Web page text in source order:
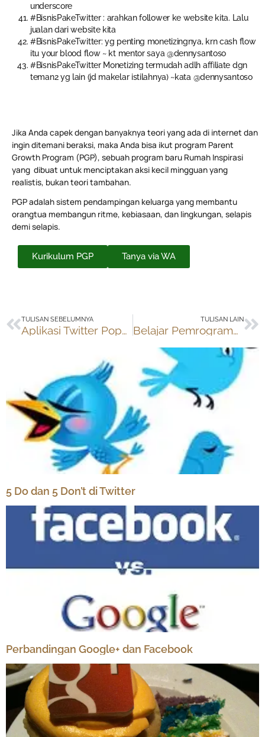
underscore
#BisnisPakeTwitter : arahkan follower ke website kita. Lalu
jualan dari website kita
#BisnisPakeTwitter: yg penting monetizingnya, krn cash flow
itu your blood flow ~ kt mentor saya @dennysantoso
#BisnisPakeTwitter Monetizing termudah adlh affiliate dgn
teman2 yg lain (jd makelar istilahnya) ~kata @dennysantoso
Jika Anda capek dengan banyaknya teori yang ada di internet dan
ingin ditemani beraksi, maka Anda bisa ikut program Parent
Growth Program (PGP), sebuah program baru Rumah Inspirasi
yang dibuat untuk menciptakan aksi kecil mingguan yang
realistis, bukan teori tambahan.
PGP adalah sistem pendampingan keluarga yang membantu
orangtua membangun ritme, kebiasaan, dan lingkungan, selapis
demi selapis.
Kurikulum PGP Tanya via WA
Prev
TULISAN SEBELUMNYA
Aplikasi Twitter Populer untuk Desktop & Handphone
TULISAN LAIN
Belajar Pemrograman di Code Year
5 Do dan 5 Don’t di Twitter
Perbandingan Google+ dan Facebook